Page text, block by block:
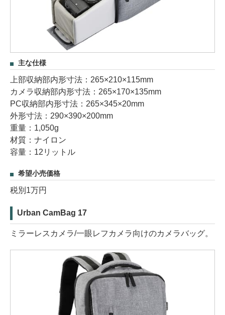
主な仕様
上部収納部内形寸法：265×210×115mm
カメラ収納部内形寸法：265×170×135mm
PC収納部内形寸法：265×345×20mm
外形寸法：290×390×200mm
重量：1,050g
材質：ナイロン
容量：12リットル
希望小売価格
税別1万円
Urban CamBag 17
ミラーレスカメラ/一眼レフカメラ向けのカメラバッグ。